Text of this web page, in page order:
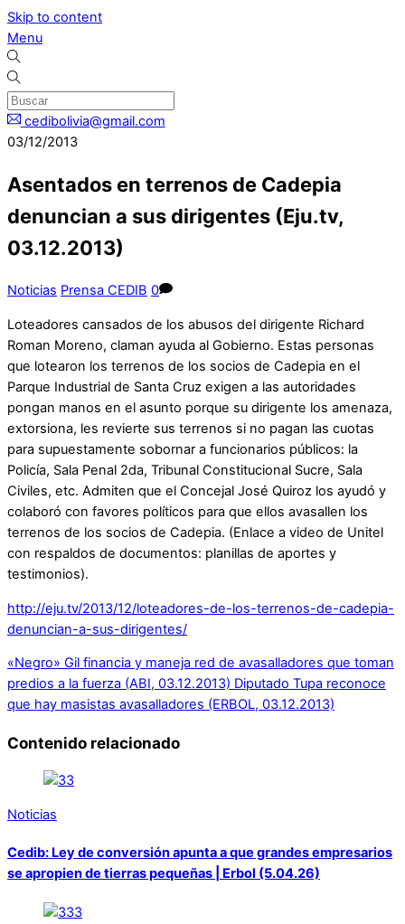
Skip to content
Menu
cedibolivia@gmail.com
03/12/2013
Asentados en terrenos de Cadepia
denuncian a sus dirigentes (Eju.tv,
03.12.2013)
Noticias Prensa CEDIB 0
Loteadores cansados de los abusos del dirigente Richard
Roman Moreno, claman ayuda al Gobierno. Estas personas
que lotearon los terrenos de los socios de Cadepia en el
Parque Industrial de Santa Cruz exigen a las autoridades
pongan manos en el asunto porque su dirigente los amenaza,
extorsiona, les revierte sus terrenos si no pagan las cuotas
para supuestamente sobornar a funcionarios públicos: la
Policía, Sala Penal 2da, Tribunal Constitucional Sucre, Sala
Civiles, etc. Admiten que el Concejal José Quiroz los ayudó y
colaboró con favores políticos para que ellos avasallen los
terrenos de los socios de Cadepia. (Enlace a video de Unitel
con respaldos de documentos: planillas de aportes y
testimonios).
http://eju.tv/2013/12/loteadores-de-los-terrenos-de-cadepia-
denuncian-a-sus-dirigentes/
«Negro» Gil financia y maneja red de avasalladores que toman
predios a la fuerza (ABI, 03.12.2013) Diputado Tupa reconoce
que hay masistas avasalladores (ERBOL, 03.12.2013)
Contenido relacionado
Noticias
Cedib: Ley de conversión apunta a que grandes empresarios
se apropien de tierras pequeñas | Erbol (5.04.26)